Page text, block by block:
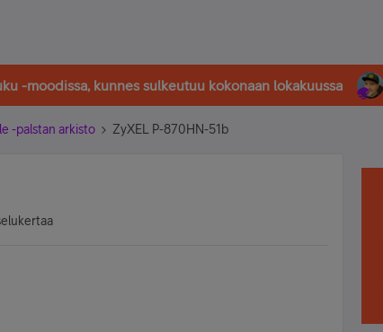
-moodissa, kunnes sulkeutuu kokonaan lokakuussa
-palstan arkisto ZyXEL P-870HN-51b